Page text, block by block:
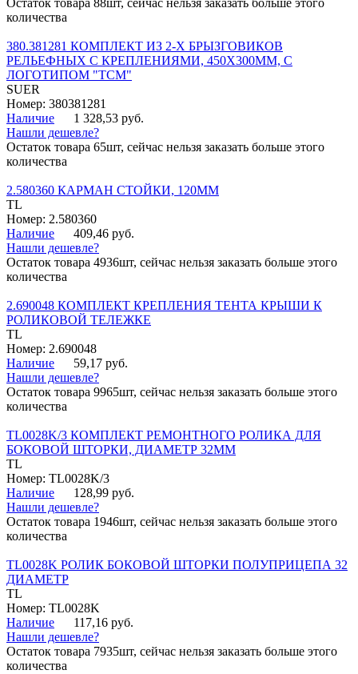
Остаток товара 88шт, сейчас нельзя заказать больше этого
количества
380.381281 КОМПЛЕКТ ИЗ 2-Х БРЫЗГОВИКОВ
РЕЛЬЕФНЫХ С КРЕПЛЕНИЯМИ, 450Х300ММ, С
ЛОГОТИПОМ "ТСМ"
SUER
Номер: 380381281
Наличие
1 328,53 руб.
Нашли дешевле?
Остаток товара 65шт, сейчас нельзя заказать больше этого
количества
2.580360 КАРМАН СТОЙКИ, 120ММ
TL
Номер: 2.580360
Наличие
409,46 руб.
Нашли дешевле?
Остаток товара 4936шт, сейчас нельзя заказать больше этого
количества
2.690048 КОМПЛЕКТ КРЕПЛЕНИЯ ТЕНТА КРЫШИ К
РОЛИКОВОЙ ТЕЛЕЖКЕ
TL
Номер: 2.690048
Наличие
59,17 руб.
Нашли дешевле?
Остаток товара 9965шт, сейчас нельзя заказать больше этого
количества
TL0028K/3 КОМПЛЕКТ РЕМОНТНОГО РОЛИКА ДЛЯ
БОКОВОЙ ШТОРКИ, ДИАМЕТР 32ММ
TL
Номер: TL0028K/3
Наличие
128,99 руб.
Нашли дешевле?
Остаток товара 1946шт, сейчас нельзя заказать больше этого
количества
TL0028K РОЛИК БОКОВОЙ ШТОРКИ ПОЛУПРИЦЕПА 32
ДИАМЕТР
TL
Номер: TL0028K
Наличие
117,16 руб.
Нашли дешевле?
Остаток товара 7935шт, сейчас нельзя заказать больше этого
количества